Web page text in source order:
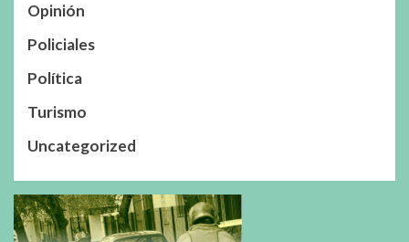
Opinión
Policiales
Política
Turismo
Uncategorized